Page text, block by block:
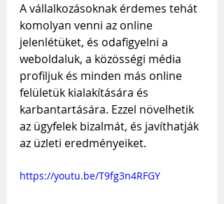
A vállalkozásoknak érdemes tehát
komolyan venni az online
jelenlétüket, és odafigyelni a
weboldaluk, a közösségi média
profiljuk és minden más online
felületük kialakítására és
karbantartására. Ezzel növelhetik
az ügyfelek bizalmát, és javíthatják
az üzleti eredményeiket.
https://youtu.be/T9fg3n4RFGY